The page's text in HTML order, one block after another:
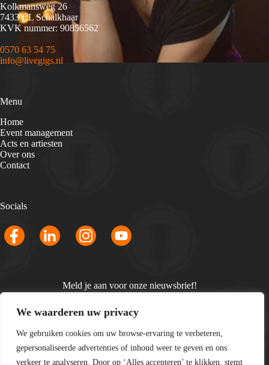
We waarderen uw privacy
We gebruiken cookies om uw browse-ervaring te verbeteren,
gepersonaliseerde advertenties of inhoud weer te geven en ons
verkeer te analyseren. Door op ‘Alles accepteren’ te klikken, stemt
Kolkmansweg 26
7433 CL Schalkhaar
KVK nummer: 90856562
0570 63 54 75
info@livegigs.nl
Menu
Home
Event management
Acts en artiesten
Over ons
Contact
Socials
Meld je aan voor onze nieuwsbrief!
*